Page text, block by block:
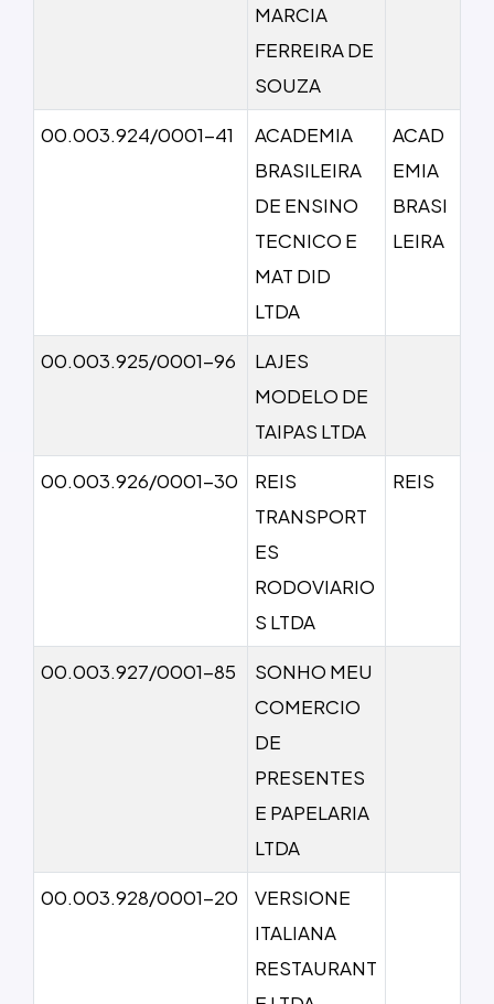
MARCIA
FERREIRA DE
SOUZA
00.003.924/0001-41
ACADEMIA
BRASILEIRA
DE ENSINO
TECNICO E
MAT DID
LTDA
ACAD
EMIA
BRASI
LEIRA
00.003.925/0001-96
LAJES
MODELO DE
TAIPAS LTDA
00.003.926/0001-30
REIS
TRANSPORT
ES
RODOVIARIO
S LTDA
REIS
00.003.927/0001-85
SONHO MEU
COMERCIO
DE
PRESENTES
E PAPELARIA
LTDA
00.003.928/0001-20
VERSIONE
ITALIANA
RESTAURANT